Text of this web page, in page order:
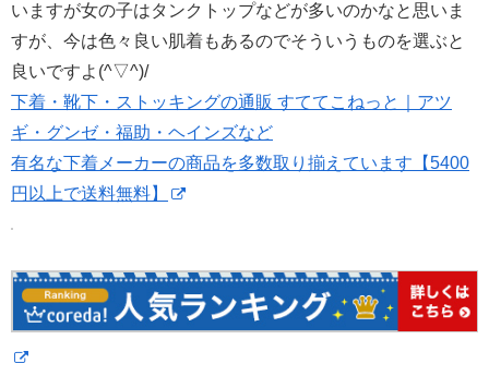
いますが女の子はタンクトップなどが多いのかなと思いま
すが、今は色々良い肌着もあるのでそういうものを選ぶと
良いですよ(^▽^)/
下着・靴下・ストッキングの通販 すててこねっと｜アツ
ギ・グンゼ・福助・ヘインズなど
有名な下着メーカーの商品を多数取り揃えています【5400
円以上で送料無料】